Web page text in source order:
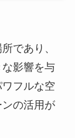
であり、
影響を与
フルな空
の活用が